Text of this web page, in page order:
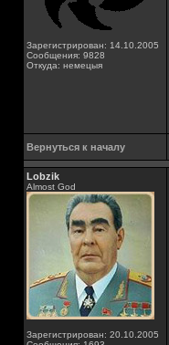
Зарегистрирован: 14.10.2005
Сообщения: 9828
Откуда: немецыя
Вернуться к началу
Lobzik
Almost God
Зарегистрирован: 20.10.2005